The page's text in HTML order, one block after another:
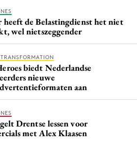
heeft de Belastingdienst het niet
wel nietszeggender
biedt Nederlandse
nieuwe
aan
Drentse lessen voor
met Alex Klaasen